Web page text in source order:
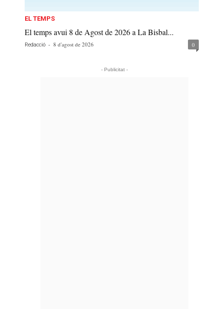
EL TEMPS
El temps avui 8 de Agost de 2026 a La Bisbal...
Redacció - 8 d'agost de 2026 0
- Publicitat -